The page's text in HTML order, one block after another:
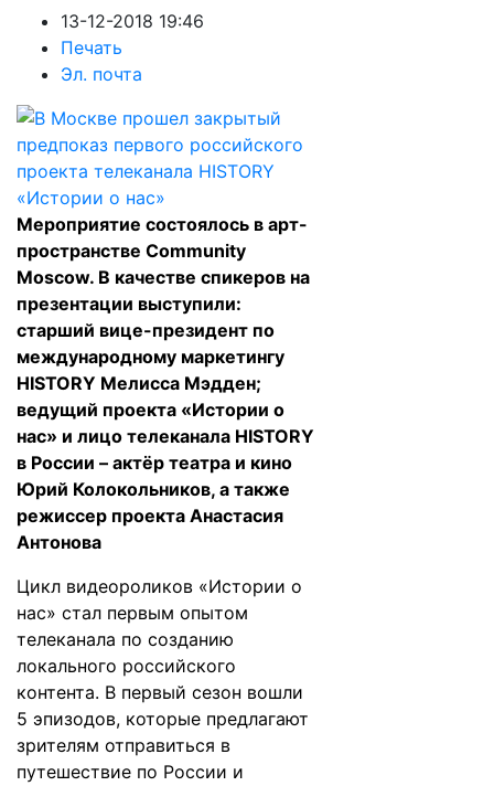
13-12-2018 19:46
Печать
Эл. почта
Мероприятие состоялось в арт-
пространстве Community
Moscow. В качестве спикеров на
презентации выступили:
старший вице-президент по
международному маркетингу
HISTORY Мелисса Мэдден;
ведущий проекта «Истории о
нас» и лицо телеканала HISTORY
в России – актёр театра и кино
Юрий Колокольников, а также
режиссер проекта Анастасия
Антонова
Цикл видеороликов «Истории о
нас» стал первым опытом
телеканала по созданию
локального российского
контента. В первый сезон вошли
5 эпизодов, которые предлагают
зрителям отправиться в
путешествие по России и